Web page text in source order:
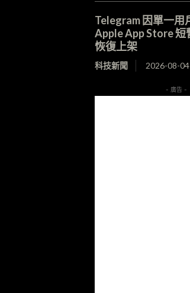
Telegram 因單一用
Apple App Store 短
恢復上架
科技新聞 2026-08-04
- 廣告 -